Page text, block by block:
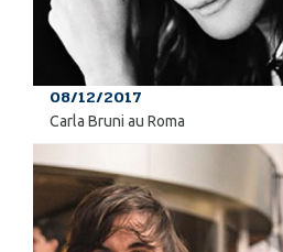
08/12/2017
Carla Bruni au Roma